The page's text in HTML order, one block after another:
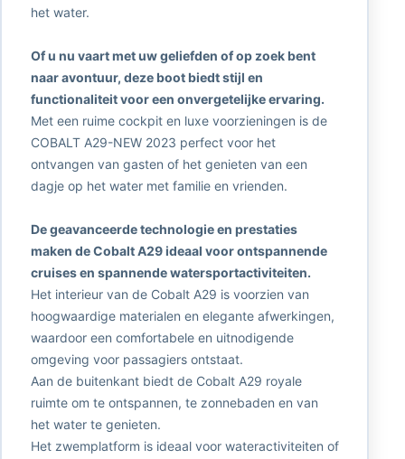
het water.
Of u nu vaart met uw geliefden of op zoek bent
naar avontuur, deze boot biedt stijl en
functionaliteit voor een onvergetelijke ervaring.
Met een ruime cockpit en luxe voorzieningen is de
COBALT A29-NEW 2023 perfect voor het
ontvangen van gasten of het genieten van een
dagje op het water met familie en vrienden.
De geavanceerde technologie en prestaties
maken de Cobalt A29 ideaal voor ontspannende
cruises en spannende watersportactiviteiten.
Het interieur van de Cobalt A29 is voorzien van
hoogwaardige materialen en elegante afwerkingen,
waardoor een comfortabele en uitnodigende
omgeving voor passagiers ontstaat.
Aan de buitenkant biedt de Cobalt A29 royale
ruimte om te ontspannen, te zonnebaden en van
het water te genieten.
Het zwemplatform is ideaal voor wateractiviteiten of